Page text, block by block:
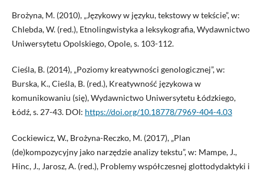
Brożyna, M. (2010), „Językowy w języku, tekstowy w tekście”, w:
Chlebda, W. (red.), Etnolingwistyka a leksykografia, Wydawnictwo
Uniwersytetu Opolskiego, Opole, s. 103-112.
Cieśla, B. (2014), „Poziomy kreatywności genologicznej”, w:
Burska, K., Cieśla, B. (red.), Kreatywność językowa w
komunikowaniu (się), Wydawnictwo Uniwersytetu Łódzkiego,
Łódź, s. 27-43. DOI: https://doi.org/10.18778/7969-404-4.03
Cockiewicz, W., Brożyna-Reczko, M. (2017), „Plan
(de)kompozycyjny jako narzędzie analizy tekstu”, w: Mampe, J.,
Hinc, J., Jarosz, A. (red.), Problemy współczesnej glottodydaktyki i